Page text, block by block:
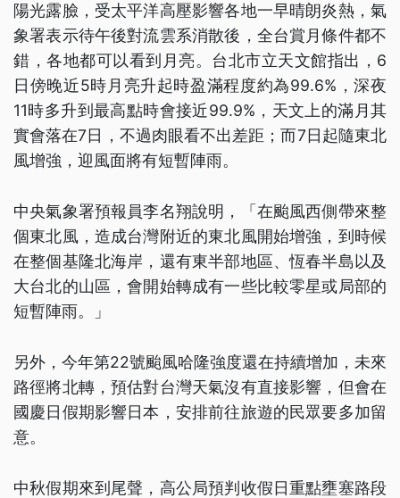
陽光露臉，受太平洋高壓影響各地一早晴朗炎熱，氣
象署表示待午後對流雲系消散後，全台賞月條件都不
錯，各地都可以看到月亮。台北市立天文館指出，6
日傍晚近5時月亮升起時盈滿程度約為99.6%，深夜
11時多升到最高點時會接近99.9%，天文上的滿月其
實會落在7日，不過肉眼看不出差距；而7日起隨東北
風增強，迎風面將有短暫陣雨。
中央氣象署預報員李名翔說明，「在颱風西側帶來整
個東北風，造成台灣附近的東北風開始增強，到時候
在整個基隆北海岸，還有東半部地區、恆春半島以及
大台北的山區，會開始轉成有一些比較零星或局部的
短暫陣雨。」
另外，今年第22號颱風哈隆強度還在持續增加，未來
路徑將北轉，預估對台灣天氣沒有直接影響，但會在
國慶日假期影響日本，安排前往旅遊的民眾要多加留
意。
中秋假期來到尾聲，高公局預判收假日重點壅塞路段